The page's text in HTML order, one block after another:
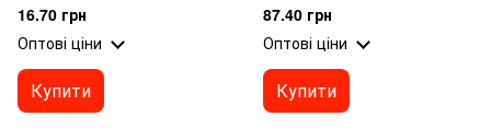
16.70 грн
Оптові ціни
Купити
87.40 грн
Оптові ціни
Купити